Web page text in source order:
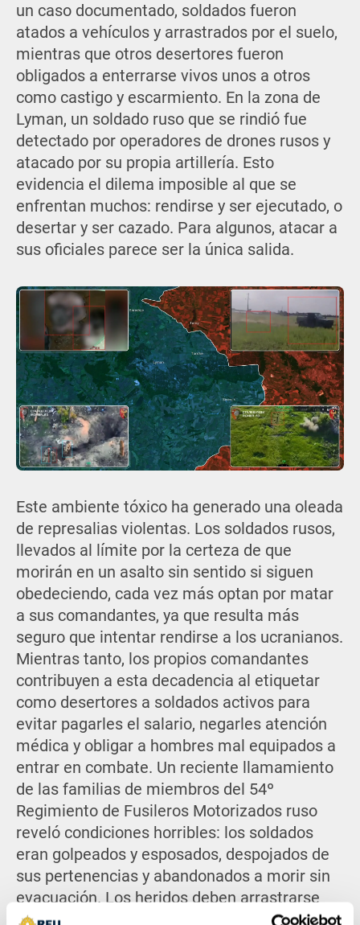
un caso documentado, soldados fueron
atados a vehículos y arrastrados por el suelo,
mientras que otros desertores fueron
obligados a enterrarse vivos unos a otros
como castigo y escarmiento. En la zona de
Lyman, un soldado ruso que se rindió fue
detectado por operadores de drones rusos y
atacado por su propia artillería. Esto
evidencia el dilema imposible al que se
enfrentan muchos: rendirse y ser ejecutado, o
desertar y ser cazado. Para algunos, atacar a
sus oficiales parece ser la única salida.
Este ambiente tóxico ha generado una oleada
de represalias violentas. Los soldados rusos,
llevados al límite por la certeza de que
morirán en un asalto sin sentido si siguen
obedeciendo, cada vez más optan por matar
a sus comandantes, ya que resulta más
seguro que intentar rendirse a los ucranianos.
Mientras tanto, los propios comandantes
contribuyen a esta decadencia al etiquetar
como desertores a soldados activos para
evitar pagarles el salario, negarles atención
médica y obligar a hombres mal equipados a
entrar en combate. Un reciente llamamiento
de las familias de miembros del 54º
Regimiento de Fusileros Motorizados ruso
reveló condiciones horribles: los soldados
eran golpeados y esposados, despojados de
sus pertenencias y abandonados a morir sin
evacuación. Los heridos deben arrastrarse
para ponerse a salvo, y los muertos